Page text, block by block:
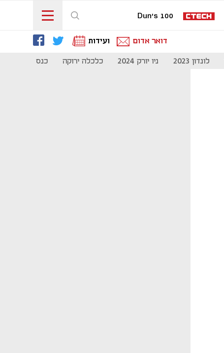
Dun's 100
דואר אדום ועידות
לונדון 2023 ניו יורק 2024 כלכלה ירוקה כנס מיליון